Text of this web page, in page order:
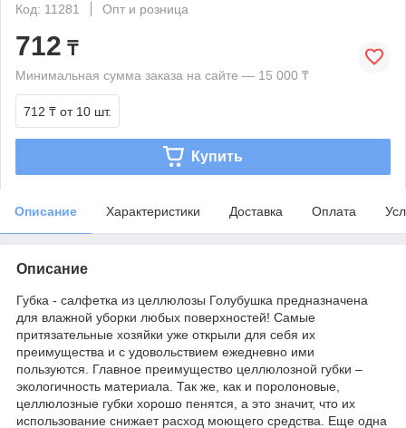
Код: 11281
Опт и розница
712 ₸
Минимальная сумма заказа на сайте — 15 000 ₸
712 ₸ от 10 шт.
Купить
Описание Характеристики Доставка Оплата
Описание
Губка - салфетка из целлюлозы Голубушка предназначена
для влажной уборки любых поверхностей! Самые
притязательные хозяйки уже открыли для себя их
преимущества и с удовольствием ежедневно ими
пользуются. Главное преимущество целлюлозной губки –
экологичность материала. Так же, как и поролоновые,
целлюлозные губки хорошо пенятся, а это значит, что их
использование снижает расход моющего средства. Еще одна